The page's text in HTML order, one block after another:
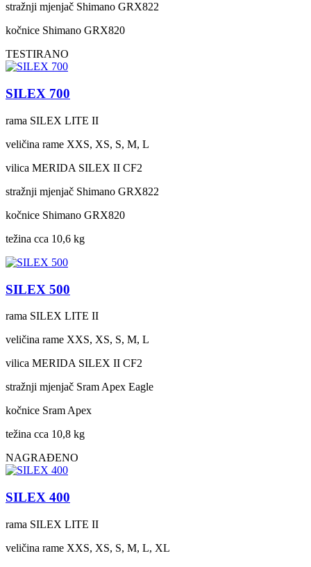
stražnji mjenjač Shimano GRX822
kočnice Shimano GRX820
TESTIRANO
SILEX 700
rama SILEX LITE II
veličina rame XXS, XS, S, M, L
vilica MERIDA SILEX II CF2
stražnji mjenjač Shimano GRX822
kočnice Shimano GRX820
težina cca 10,6 kg
SILEX 500
rama SILEX LITE II
veličina rame XXS, XS, S, M, L
vilica MERIDA SILEX II CF2
stražnji mjenjač Sram Apex Eagle
kočnice Sram Apex
težina cca 10,8 kg
NAGRAĐENO
SILEX 400
rama SILEX LITE II
veličina rame XXS, XS, S, M, L, XL